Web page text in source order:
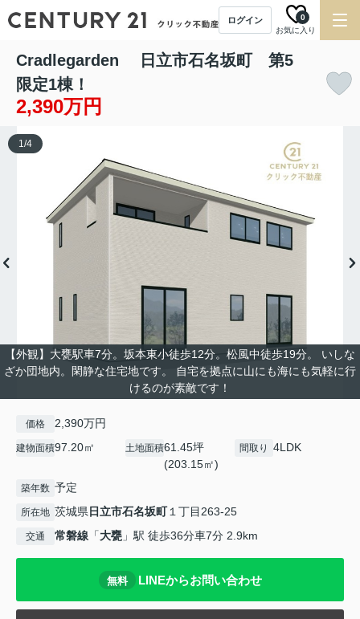
ログイン
お気に入り
0
Cradlegarden 日立市石名坂町 第5
限定1棟！
2,390万円
【外観】大甕駅車7分。坂本東小徒歩12分。松風中徒歩19分。 いしな
ざか団地内。閑静な住宅地です。 自宅を拠点に山にも海にも気軽に行
けるのが素敵です！
1/4
価格 2,390万円
建物面積97.20㎡ 土地面積61.45坪
(203.15㎡)
間取り 4LDK
築年数 予定
所在地 茨城県日立市石名坂町１丁目263-25
交通 常磐線 「大甕 」駅 徒歩36分車7分 2.9km
無料 LINEからお問い合わせ